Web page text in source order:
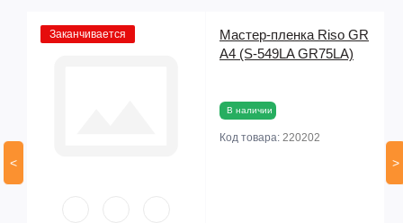
<
Заканчивается
Мастер-пленка Riso GR
A4 (S-549LA GR75LA)
В наличии
Код товара: 220202
>